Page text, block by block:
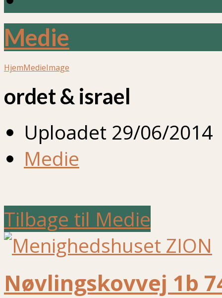
Medie
HjemMedieImage
ordet & israel
Uploadet 29/06/2014
Medie
Tilbage til Medie
Nøvlingskovvej 1b